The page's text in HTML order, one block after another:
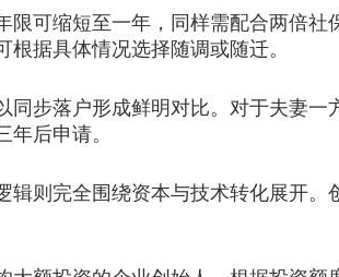
可缩短至一年，同样需配合两倍社
据具体情况选择随调或随迁。
步落户形成鲜明对比。对于夫妻一
后申请。
完全围绕资本与技术转化展开。